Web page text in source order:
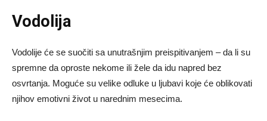
Vodolija
Vodolije će se suočiti sa unutrašnjim preispitivanjem – da li su
spremne da oproste nekome ili žele da idu napred bez
osvrtanja. Moguće su velike odluke u ljubavi koje će oblikovati
njihov emotivni život u narednim mesecima.